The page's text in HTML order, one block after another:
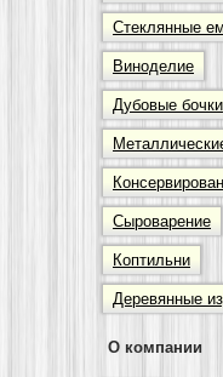
Стеклянные
Виноделие
Дубовые бочки
Сыроварение
Коптильни
Деревянные
О компании